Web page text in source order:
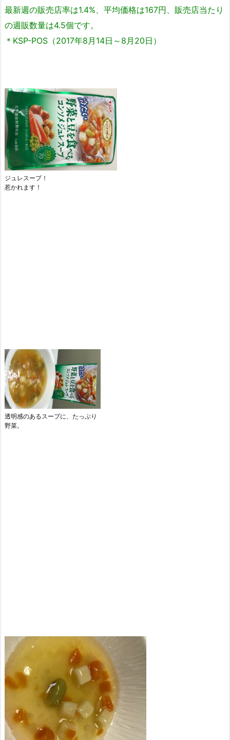
最新週の販売店率は1.4%、平均価格は167円、販売店当たり
の週販数量は4.5個です。
＊KSP-POS（2017年8月14日～8月20日）
ジュレスープ！
惹かれます！
透明感のあるスープに、たっぷり
野菜。